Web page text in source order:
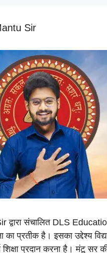
Sir
द्वारा संचालित DLS
का प्रतीक है। इसका उद्देश्य
शिक्षा प्रदान करना है। मंटू सर